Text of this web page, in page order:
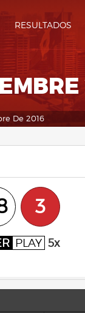
RESULTADOS
De 2016
3
PLAY 5x